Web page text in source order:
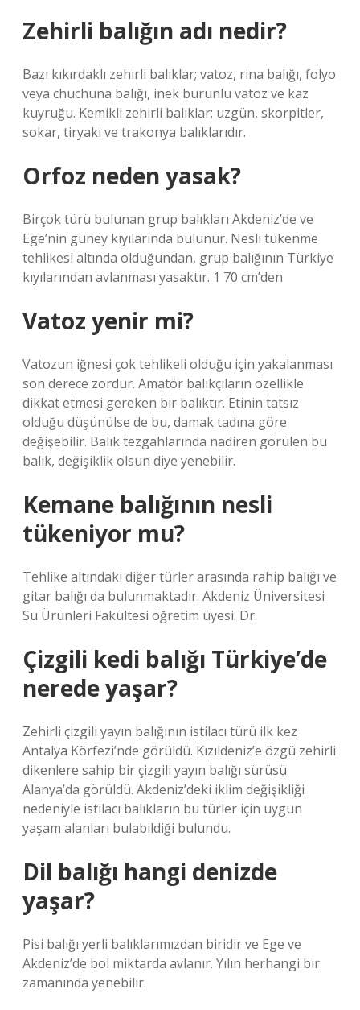
Zehirli balığın adı nedir?
Bazı kıkırdaklı zehirli balıklar; vatoz, rina balığı, folyo
veya chuchuna balığı, inek burunlu vatoz ve kaz
kuyruğu. Kemikli zehirli balıklar; uzgün, skorpitler,
sokar, tiryaki ve trakonya balıklarıdır.
Orfoz neden yasak?
Birçok türü bulunan grup balıkları Akdeniz’de ve
Ege’nin güney kıyılarında bulunur. Nesli tükenme
tehlikesi altında olduğundan, grup balığının Türkiye
kıyılarından avlanması yasaktır. 1 70 cm’den
Vatoz yenir mi?
Vatozun iğnesi çok tehlikeli olduğu için yakalanması
son derece zordur. Amatör balıkçıların özellikle
dikkat etmesi gereken bir balıktır. Etinin tatsız
olduğu düşünülse de bu, damak tadına göre
değişebilir. Balık tezgahlarında nadiren görülen bu
balık, değişiklik olsun diye yenebilir.
Kemane balığının nesli
tükeniyor mu?
Tehlike altındaki diğer türler arasında rahip balığı ve
gitar balığı da bulunmaktadır. Akdeniz Üniversitesi
Su Ürünleri Fakültesi öğretim üyesi. Dr.
Çizgili kedi balığı Türkiye’de
nerede yaşar?
Zehirli çizgili yayın balığının istilacı türü ilk kez
Antalya Körfezi’nde görüldü. Kızıldeniz’e özgü zehirli
dikenlere sahip bir çizgili yayın balığı sürüsü
Alanya’da görüldü. Akdeniz’deki iklim değişikliği
nedeniyle istilacı balıkların bu türler için uygun
yaşam alanları bulabildiği bulundu.
Dil balığı hangi denizde
yaşar?
Pisi balığı yerli balıklarımızdan biridir ve Ege ve
Akdeniz’de bol miktarda avlanır. Yılın herhangi bir
zamanında yenebilir.